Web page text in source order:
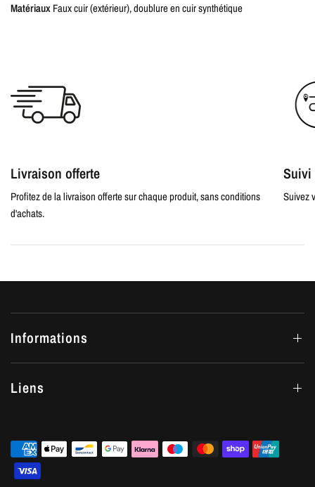
MatériauxFaux cuir (extérieur), doublure en cuir synthétique
Livraison offerte
Profitez de la livraison offerte sur chaque produit, sans conditions
d'achats.
Suivi
Suivez
Informations
Liens